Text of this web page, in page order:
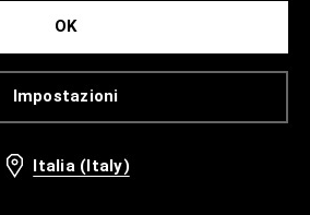
Impostazioni
OK
Italia (Italy)